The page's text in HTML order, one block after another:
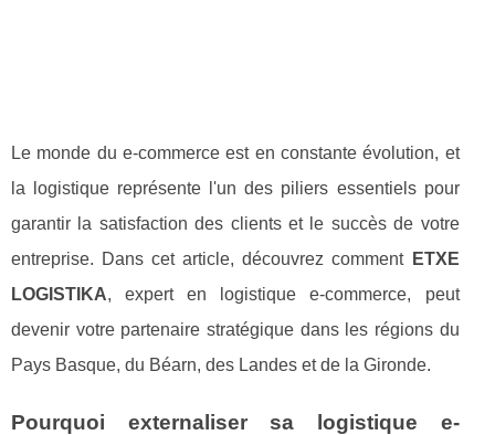
Le monde du e-commerce est en constante évolution, et
la logistique représente l'un des piliers essentiels pour
garantir la satisfaction des clients et le succès de votre
entreprise. Dans cet article, découvrez comment ETXE
LOGISTIKA, expert en logistique e-commerce, peut
devenir votre partenaire stratégique dans les régions du
Pays Basque, du Béarn, des Landes et de la Gironde.
Pourquoi externaliser sa logistique e-